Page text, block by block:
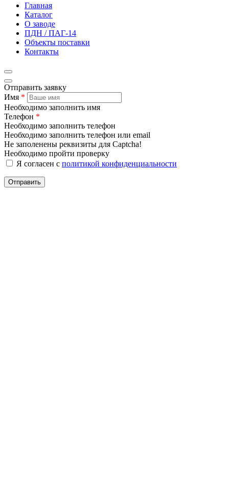
Главная
Каталог
О заводе
ПДН / ПАГ-14
Объекты поставки
Контакты
Отправить заявку
Имя *
Необходимо заполнить имя
Телефон *
Необходимо заполнить телефон
Необходимо заполнить телефон или email
Не заполенены реквизиты для Captcha!
Необходимо пройти проверку
Я согласен с политикой конфиденциальности
Отправить